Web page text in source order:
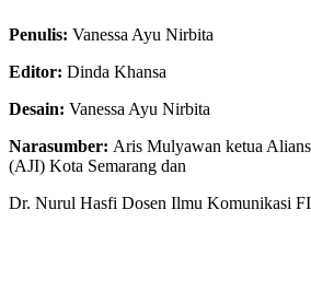
Penulis: Vanessa Ayu Nirbita
Editor: Dinda Khansa
Desain: Vanessa Ayu Nirbita
Narasumber: Aris Mulyawan ketua
(AJI) Kota Semarang dan
Dr. Nurul Hasfi Dosen Ilmu Komunikasi